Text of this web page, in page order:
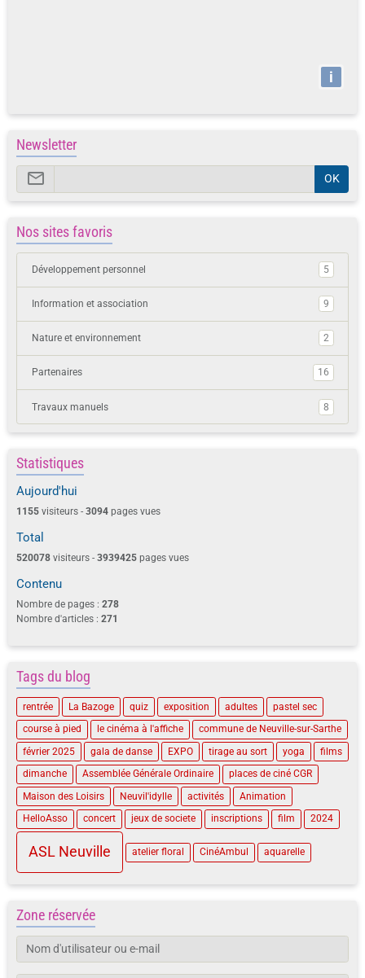
i
Newsletter
OK
Nos sites favoris
Développement personnel 5
Information et association 9
Nature et environnement 2
Partenaires 16
Travaux manuels 8
Statistiques
Aujourd'hui
1155 visiteurs - 3094 pages vues
Total
520078 visiteurs - 3939425 pages vues
Contenu
Nombre de pages : 278
Nombre d'articles : 271
Tags du blog
rentrée La Bazoge quiz exposition adultes
pastel sec
course à pied
le cinéma à l'affiche
commune de Neuville-sur-Sarthe
février 2025
gala de danse EXPO tirage au sort yoga
films
dimanche
Assemblée Générale Ordinaire
places de ciné CGR
Maison des Loisirs
Neuvil'idylle activités
Animation
HelloAsso
concert jeux de societe inscriptions film 2024
ASL Neuville atelier floral CinéAmbul aquarelle
Zone réservée